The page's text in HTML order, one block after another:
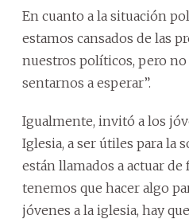
En cuanto a la situación
estamos cansados de las
nuestros políticos, pero
sentarnos a esperar”.
Igualmente, invitó a los
Iglesia, a ser útiles para la
están llamados a actuar
tenemos que hacer algo
jóvenes a la iglesia, hay